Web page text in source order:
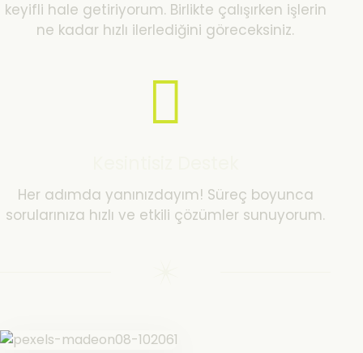
keyifli hale getiriyorum. Birlikte çalışırken işlerin
ne kadar hızlı ilerlediğini göreceksiniz.
Her adımda yanınızdayım! Süreç boyunca
sorularınıza hızlı ve etkili çözümler sunuyorum.